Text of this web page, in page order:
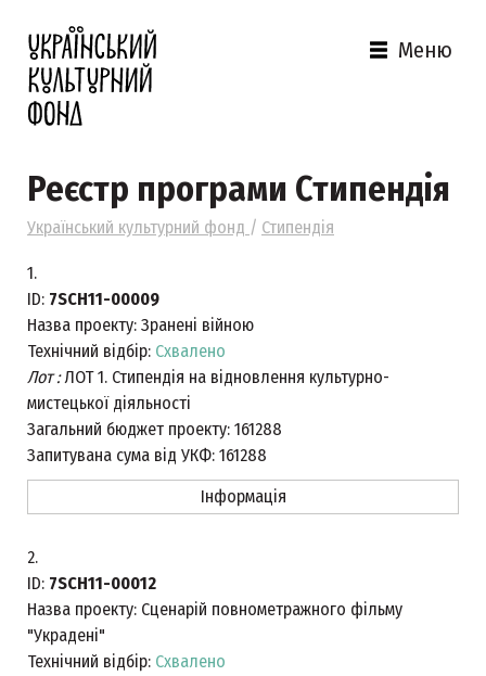
Меню
Реєстр програми Стипендія
Український культурний фонд / Стипендія
1.
ID: 7SCH11-00009
Назва проекту: Зранені війною
Технічний відбір: Схвалено
Лот :ЛОТ 1. Стипендія на відновлення культурно-
мистецької діяльності
Загальний бюджет проекту: 161288
Запитувана сума від УКФ: 161288
Інформація
2.
ID: 7SCH11-00012
Назва проекту: Сценарій повнометражного фільму
"Украдені"
Технічний відбір: Схвалено